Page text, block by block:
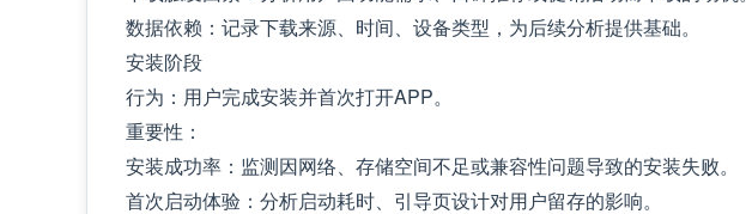
数据依赖：记录下载来源、时间、设备类型，为后续分析提供基础。
安装阶段
行为：用户完成安装并首次打开APP。
重要性：
安装成功率：监测因网络、存储空间不足或兼容性问题导致的安装失败。
首次启动体验：分析启动耗时、引导页设计对用户留存的影响。